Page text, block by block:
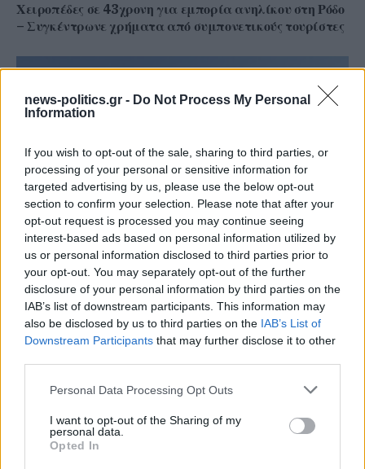
news-politics.gr - Do Not Process My Personal
Information
If you wish to opt-out of the sale, sharing to third parties, or
processing of your personal or sensitive information for
targeted advertising by us, please use the below opt-out
section to confirm your selection. Please note that after your
opt-out request is processed you may continue seeing
interest-based ads based on personal information utilized by
us or personal information disclosed to third parties prior to
your opt-out. You may separately opt-out of the further
disclosure of your personal information by third parties on the
IAB’s list of downstream participants. This information may
also be disclosed by us to third parties on the IAB’s List of
Downstream Participants that may further disclose it to other
Personal Data Processing Opt Outs
I want to opt-out of the Sharing of my
personal data.
Opted In
Χειροπέδες σε 43χρονη για εμπορία ανηλίκου στη Ρόδο
– Συγκέντρωνε χρήματα από συμπονετικούς τουρίστες
Στενά του Ορμούζ: Ιράν και Ομάν συμφώνησαν στη
διαδρομή των πλοίων, εκκρεμούν κρίσιμες
λεπτομέρειες